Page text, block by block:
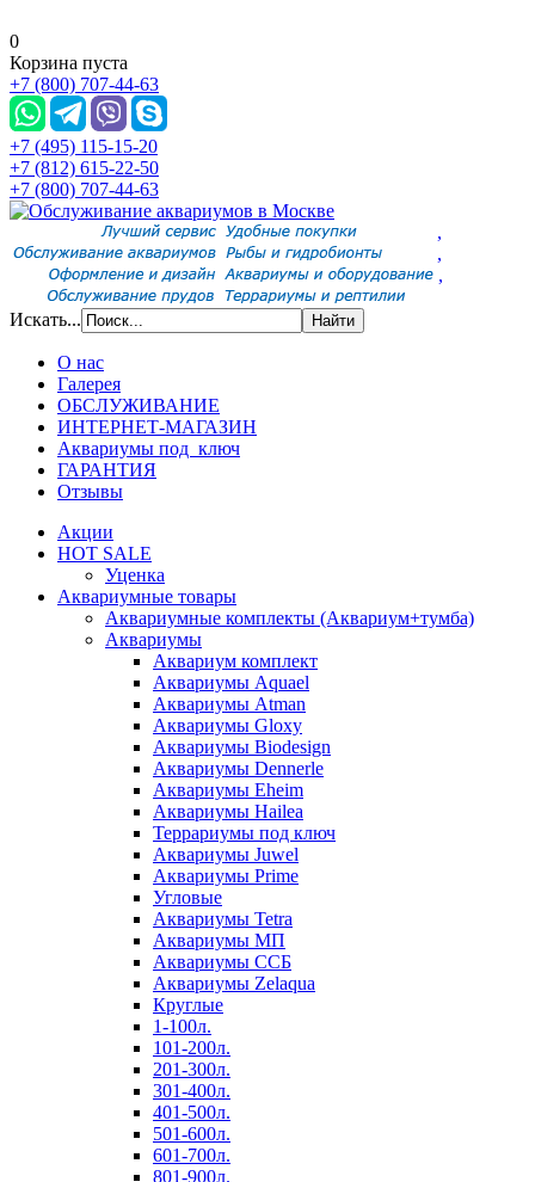
0
Корзина пуста
+7 (800) 707-44-63
+7 (495) 115-15-20
+7 (812) 615-22-50
+7 (800) 707-44-63
,
,
,
Искать...
О нас
Галерея
ОБСЛУЖИВАНИЕ
ИНТЕРНЕТ-МАГАЗИН
Аквариумы под ключ
ГАРАНТИЯ
Отзывы
Акции
HOT SALE
Уценка
Аквариумные товары
Аквариумные комплекты (Аквариум+тумба)
Аквариумы
Аквариум комплект
Аквариумы Aquael
Аквариумы Atman
Аквариумы Gloxy
Аквариумы Biodesign
Аквариумы Dennerle
Аквариумы Eheim
Аквариумы Hailea
Террариумы под ключ
Аквариумы Juwel
Аквариумы Prime
Угловые
Аквариумы Tetra
Аквариумы МП
Аквариумы ССБ
Аквариумы Zelaqua
Круглые
1-100л.
101-200л.
201-300л.
301-400л.
401-500л.
501-600л.
601-700л.
801-900л.